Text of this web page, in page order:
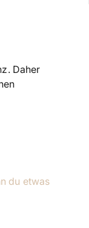
Daher
du etwas